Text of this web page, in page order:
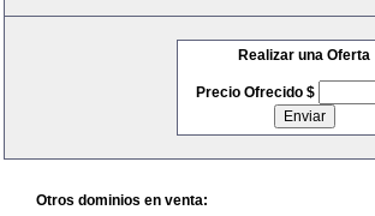
Realizar una Oferta
Precio Ofrecido $
Otros dominios en venta: